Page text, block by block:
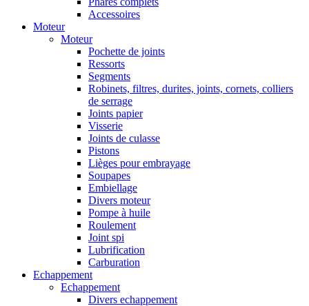
Accessoires
Moteur
Moteur
Pochette de joints
Ressorts
Segments
Robinets, filtres, durites, joints, cornets, colliers
de serrage
Joints papier
Visserie
Joints de culasse
Pistons
Lièges pour embrayage
Soupapes
Embiellage
Divers moteur
Pompe à huile
Roulement
Joint spi
Lubrification
Carburation
Echappement
Echappement
Divers echappement